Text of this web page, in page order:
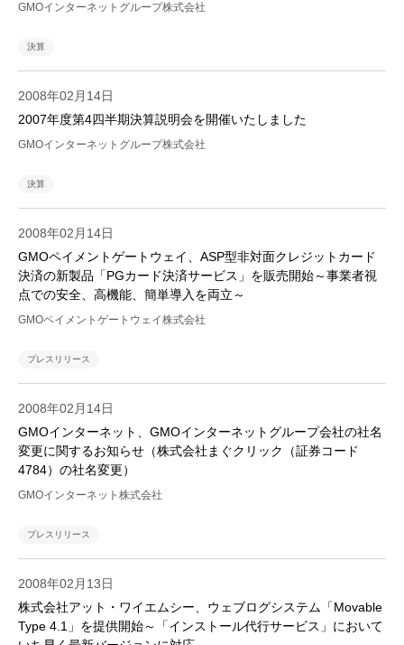
GMOインターネットグループ株式会社
決算
2008年02月14日
2007年度第4四半期決算説明会を開催いたしました
GMOインターネットグループ株式会社
決算
2008年02月14日
GMOペイメントゲートウェイ、ASP型非対面クレジットカード
決済の新製品「PGカード決済サービス」を販売開始～事業者視
点での安全、高機能、簡単導入を両立～
GMOペイメントゲートウェイ株式会社
プレスリリース
2008年02月14日
GMOインターネット、GMOインターネットグループ会社の社名
変更に関するお知らせ（株式会社まぐクリック（証券コード
4784）の社名変更）
GMOインターネット株式会社
プレスリリース
2008年02月13日
株式会社アット・ワイエムシー、ウェブログシステム「Movable
Type 4.1」を提供開始～「インストール代行サービス」において